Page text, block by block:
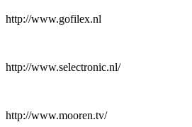
http://www.gofilex.nl
http://www.selectronic.nl/
http://www.mooren.tv/